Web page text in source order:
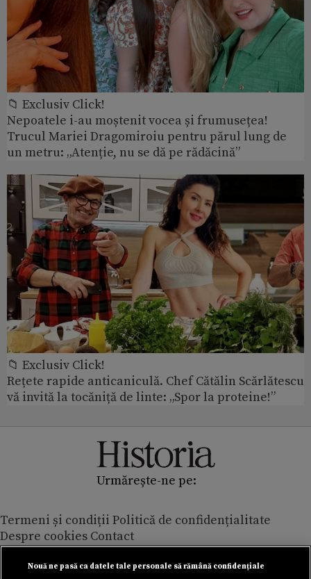
📁 Exclusiv Click!
Nepoatele i-au moștenit vocea și frumusețea!
Trucul Mariei Dragomiroiu pentru părul lung de
un metru: „Atenție, nu se dă pe rădăcină”
📁 Exclusiv Click!
Rețete rapide anticaniculă. Chef Cătălin Scărlătescu
vă invită la tocăniță de linte: „Spor la proteine!”
Urmărește-ne pe:
Termeni și condiții Politică de confidențialitate
Despre cookies Contact
Modifică preferințe pentru confidențialitate
© Toate drepturile rezervate Adevarul Holding 2026
Nouă ne pasă ca datele tale personale să rămână confidențiale